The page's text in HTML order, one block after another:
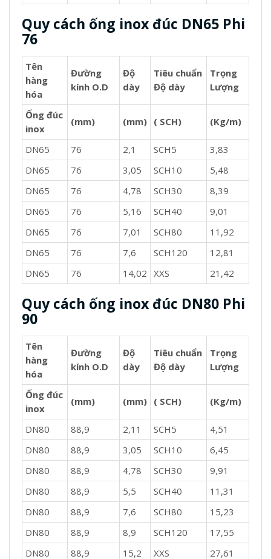
Quy cách ống inox đúc DN65 Phi
76
Tên
hàng
hóa
Đường
kính O.D
Độ
dày
Tiêu chuẩn
Độ dày
Trọng
Lượng
Ống đúc
inox
(mm) (mm) ( SCH) (Kg/m)
DN65 76 2,1 SCH5
3,83
DN65
76 3,05 SCH10
5,48
DN65
76 4,78 SCH30
8,39
DN65
76 5,16 SCH40
9,01
DN65
76 7,01 SCH80
11,92
DN65
76 7,6 SCH120
12,81
DN65
76 14,02 XXS 21,42
Quy cách ống inox đúc DN80 Phi
90
Tên
hàng
hóa
Đường
kính O.D
Độ
dày
Tiêu chuẩn
Độ dày
Trọng
Lượng
Ống đúc
inox
(mm) (mm) ( SCH) (Kg/m)
DN80 88,9 2,11 SCH5
4,51
DN80
88,9 3,05 SCH10
6,45
DN80
88,9 4,78 SCH30
9,91
DN80
88,9 5,5 SCH40
11,31
DN80
88,9 7,6 SCH80
15,23
DN80
88,9 8,9 SCH120
17,55
DN80
88,9 15,2 XXS 27,61